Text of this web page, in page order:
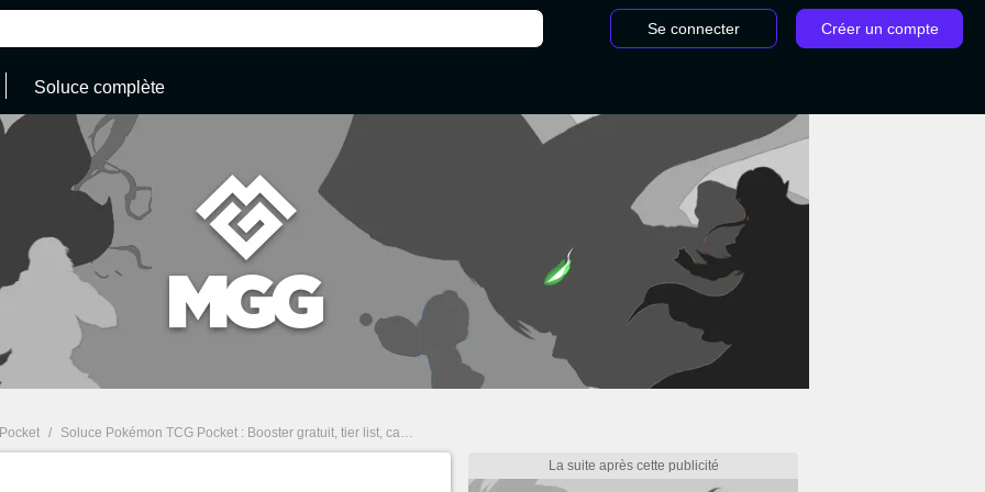
Se connecter Créer un compte
Soluce complète
/ Soluce Pokémon TCG Pocket : Booster gratuit, tier list, cartes... Notre guide complet sur le jeu mobile